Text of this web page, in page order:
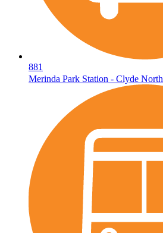
881
Merinda Park Station - Clyde North